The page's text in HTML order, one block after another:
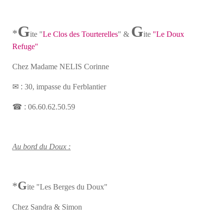
*Gite "Le Clos des Tourterelles" & Gite "Le Doux
Refuge"
Chez Madame NELIS Corinne
✉ : 30, impasse du Ferblantier
☎ : 06.60.62.50.59
Au bord du Doux :
*Gite "Les Berges du Doux"
Chez Sandra & Simon